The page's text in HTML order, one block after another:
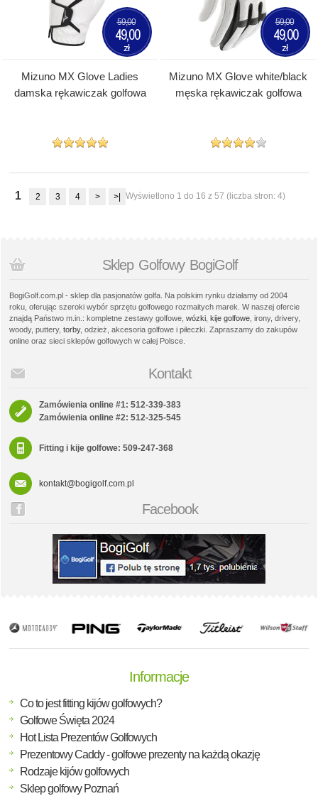
Mizuno MX Glove Ladies
damska rękawiczak golfowa
59,00
49,00
zł
Mizuno MX Glove white/black
męska rękawiczak golfowa
59,00
49,00
zł
1 2 3 4 > >| Wyświetlono 1 do 16 z 57 (liczba stron: 4)
Sklep Golfowy BogiGolf
BogiGolf.com.pl - sklep dla pasjonatów golfa. Na polskim rynku działamy od 2004
roku, oferując szeroki wybór sprzętu golfowego rozmaitych marek. W naszej ofercie
znajdą Państwo m.in.: kompletne zestawy golfowe, wózki kije golfowe , irony, drivery,
woody, puttery, torby, odzież, akcesoria golfowe i piłeczki. Zapraszamy do zakupów
online oraz sieci sklepów golfowych w całej Polsce.
Kontakt
Zamówienia online #1: 512-339-383
Zamówienia online #2: 512-325-545
Fitting i kije golfowe: 509-247-368
kontakt@bogigolf.com.pl
Facebook
Informacje
Co to jest fitting kijów golfowych?
Golfowe Święta 2024
Hot Lista Prezentów Golfowych
Prezentowy Caddy - golfowe prezenty na każdą okazję
Rodzaje kijów golfowych
Sklep golfowy Poznań